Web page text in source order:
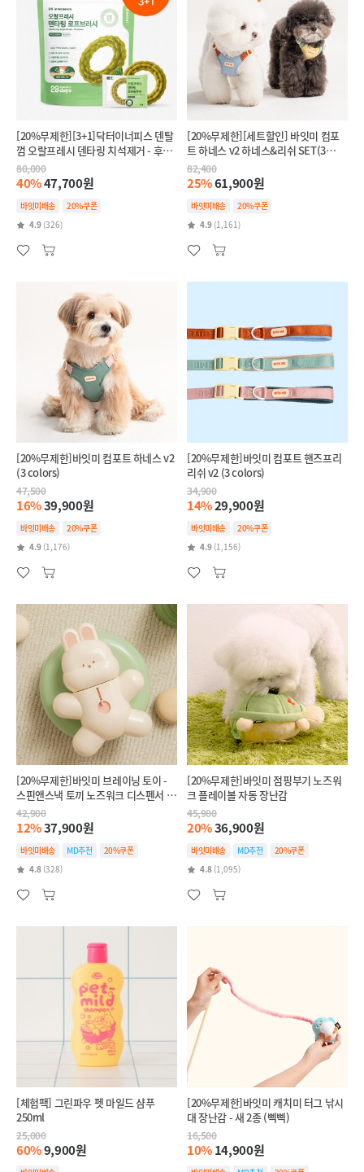
[20%무제한][3+1]닥터이너피스 덴탈
껌 오랄프레시 덴타링 치석제거 - 후코
이단(인텐시브,항산화)
80,000
40%47,700원
바잇미배송
20%쿠폰
4.9 (326)
[20%무제한][세트할인] 바잇미 컴포
트 하네스 v2 하네스&리쉬 SET(3
colors)
82,400
25%61,900원
바잇미배송
20%쿠폰
4.9 (1,161)
[20%무제한]바잇미 컴포트 하네스 v2
(3 colors)
47,500
16%39,900원
바잇미배송
20%쿠폰
4.9 (1,176)
[20%무제한]바잇미 컴포트 핸즈프리
리쉬 v2 (3 colors)
34,900
14%29,900원
바잇미배송
20%쿠폰
4.9 (1,156)
[20%무제한]바잇미 브레이닝 토이 -
스핀앤스낵 토끼 노즈워크 디스펜서 장
난감
42,900
12%37,900원
바잇미배송 MD추천
20%쿠폰
4.8 (328)
[20%무제한]바잇미 점핑부기 노즈워
크 플레이볼 자동 장난감
45,900
20%36,900원
바잇미배송 MD추천
20%쿠폰
4.8 (1,095)
[체험팩] 그린파우 펫 마일드 샴푸
250ml
25,000
60%9,900원
[20%무제한]바잇미 캐치미 터그 낚시
대 장난감 - 새 2종 (삑삑)
16,500
10%14,900원